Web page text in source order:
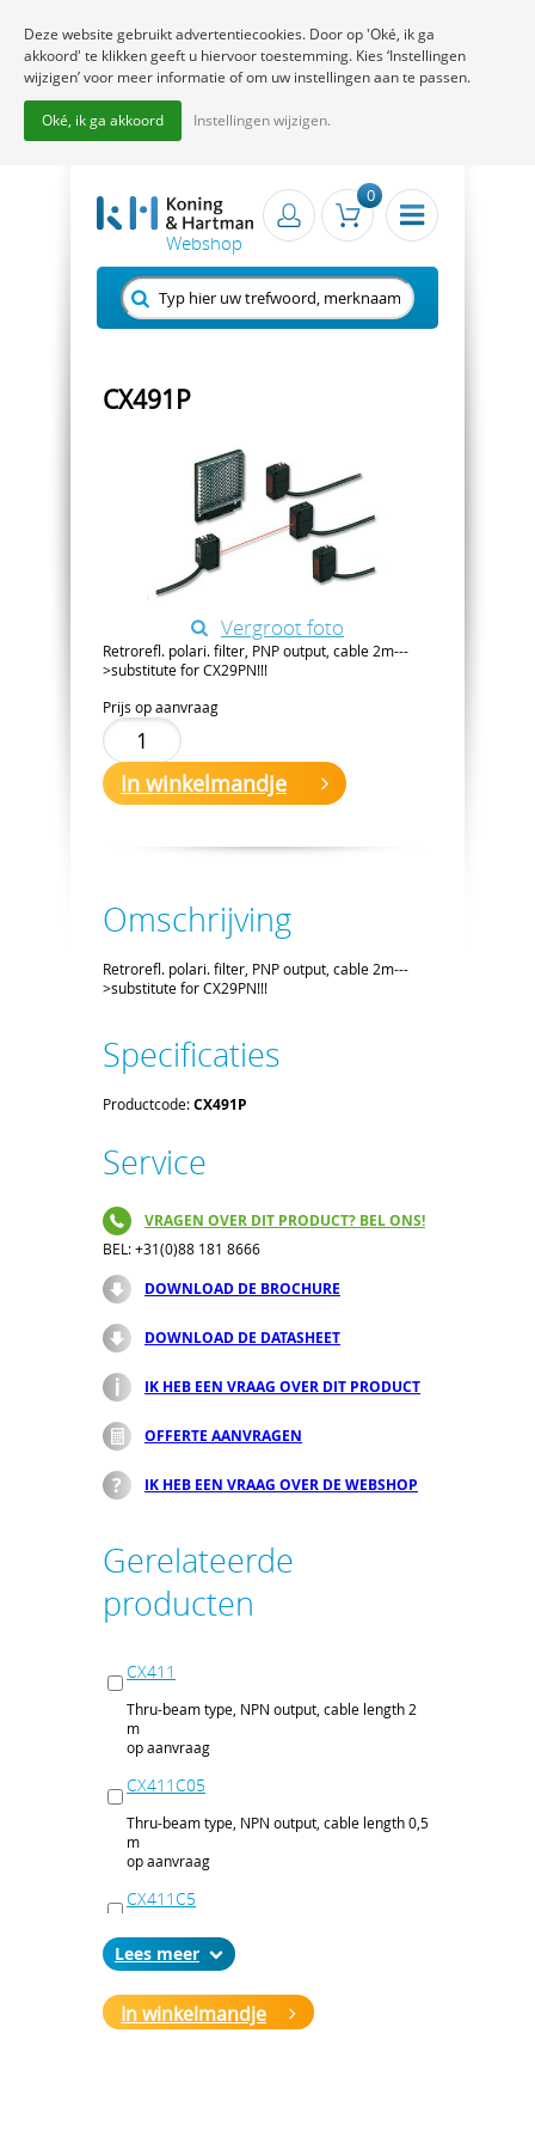
0
CX491P
Vergroot foto
Retrorefl. polari. filter, PNP output, cable 2m---
>substitute for CX29PN!!!
Prijs op aanvraag
In winkelmandje
Omschrijving
Retrorefl. polari. filter, PNP output, cable 2m---
>substitute for CX29PN!!!
Specificaties
Productcode:CX491P
Service
VRAGEN OVER DIT PRODUCT? BEL ONS!
BEL: +31(0)88 181 8666
DOWNLOAD DE BROCHURE
DOWNLOAD DE DATASHEET
IK HEB EEN VRAAG OVER DIT PRODUCT
OFFERTE AANVRAGEN
IK HEB EEN VRAAG OVER DE WEBSHOP
Gerelateerde
producten
CX411
Thru-beam type, NPN output, cable length 2
m
op aanvraag
CX411C05
Thru-beam type, NPN output, cable length 0,5
m
op aanvraag
CX411C5
Thru-beam type, NPN output, cable length 5
m
op aanvraag
CX411J
Lees
In winkelmandje
Deze website gebruikt advertentiecookies. Door op 'Oké, ik ga
akkoord' te klikken geeft u hiervoor toestemming. Kies ‘Instellingen
wijzigen’ voor meer informatie of om uw instellingen aan te passen.
Oké, ik ga akkoord Instellingen wijzigen.